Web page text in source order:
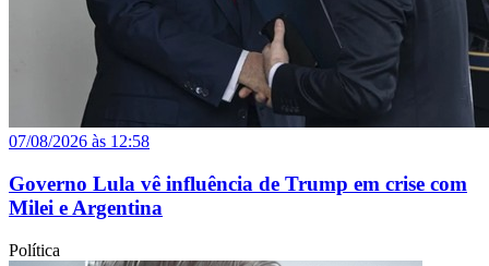
07/08/2026 às 12:58
Governo Lula vê influência de Trump em crise com
Milei e Argentina
Política